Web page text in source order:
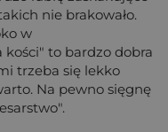
nie brakowało.
w
kości" to bardzo dobra
trzeba się lekko
Na pewno sięgnę